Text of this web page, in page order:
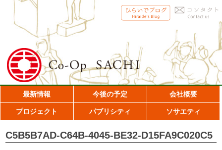
最新情報 今後の予定 会社概要
プロジェクト パブリシティ ソサエティ
C5B5B7AD-C64B-4045-BE32-D15FA9C020C5